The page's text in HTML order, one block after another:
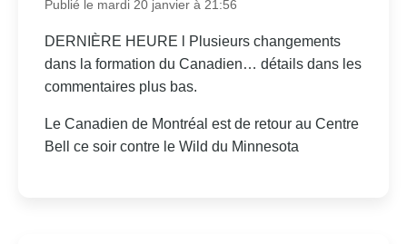
Publié le mardi 20 janvier à 21:56
DERNIÈRE HEURE l Plusieurs changements
dans la formation du Canadien… détails dans les
commentaires plus bas.
Le Canadien de Montréal est de retour au Centre
Bell ce soir contre le Wild du Minnesota